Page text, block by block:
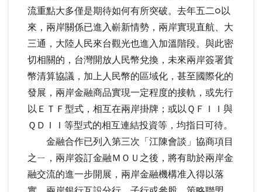
流重點大多僅是期待如何有所突破。去年五二○以
來，兩岸關係已進入嶄新情勢，兩岸實現直航、大
三通，大陸人民來台觀光也進入加溫階段。與此密
切相關的，台灣開放人民幣兌換，未來兩岸簽署貨
幣清算協議，加上人民幣的區域化，甚至國際化的
發展，兩岸金融商品實現一定程度的接軌，或先行
以ＥＴＦ型式，相互在兩岸掛牌；或以ＱＦＩＩ與
ＱＤＩＩ等型式的相互連結投資等，均指日可待。
金融合作已列入第三次「江陳會談」協商項目
之ㄧ，兩岸簽訂金融ＭＯＵ之後，將有助於兩岸金
融交流的進一步開展，兩岸金融機構准入得以落